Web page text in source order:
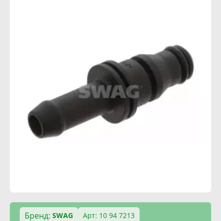
Бренд: SWAG
Арт: 10 94 7213